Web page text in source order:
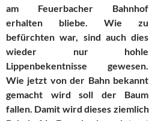
am Feuerbacher Bahnhof
erhalten bliebe. Wie zu
befürchten war, sind auch dies
wieder nur hohle
Lippenbekentnisse gewesen.
Wie jetzt von der Bahn bekannt
gemacht wird soll der Baum
fallen. Damit wird dieses